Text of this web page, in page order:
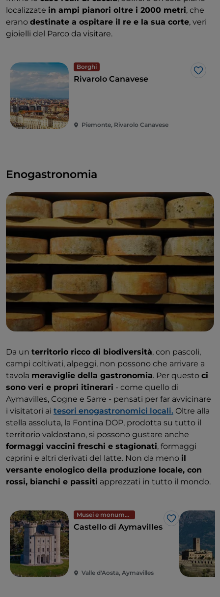
localizzate in ampi pianori oltre i 2000 metri, che
erano destinate a ospitare il re e la sua corte, veri
gioielli del Parco da visitare.
Borghi
Like
Rivarolo Canavese
Piemonte, Rivarolo Canavese
Enogastronomia
Da un territorio ricco di biodiversità, con pascoli,
campi coltivati, alpeggi, non possono che arrivare a
tavola meraviglie della gastronomia. Per questo ci
sono veri e propri itinerari - come quello di
Aymavilles, Cogne e Sarre - pensati per far avvicinare
i visitatori ai tesori enogastronomici locali. Oltre alla
stella assoluta, la Fontina DOP, prodotta su tutto il
territorio valdostano, si possono gustare anche
formaggi vaccini freschi e stagionati, formaggi
caprini e altri derivati del latte. Non da meno il
versante enologico della produzione locale, con
rossi, bianchi e passiti apprezzati in tutto il mondo.
Musei e monumenti
Like
Castello di Aymavilles
Valle d'Aosta, Aymavilles